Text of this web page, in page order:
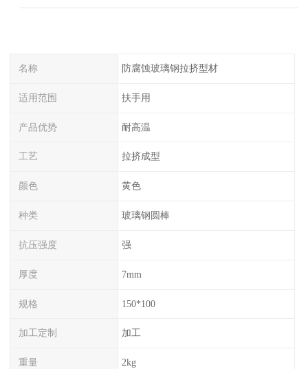
名称 防腐蚀玻璃钢拉挤型材
适用范围 扶手用
产品优势 耐高温
工艺 拉挤成型
颜色 黄色
种类 玻璃钢圆棒
抗压强度 强
厚度 7mm
规格 150*100
加工定制 加工
重量 2kg